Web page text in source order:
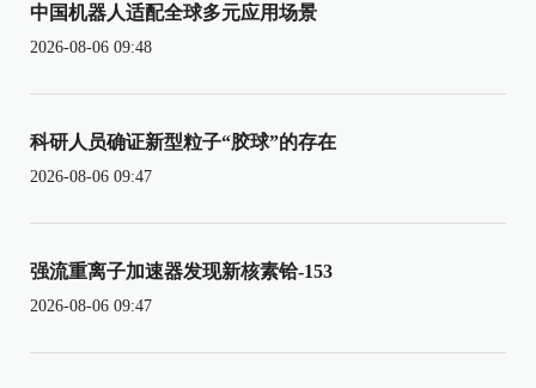
中国机器人适配全球多元应用场景
2026-08-06 09:48
科研人员确证新型粒子“胶球”的存在
2026-08-06 09:47
强流重离子加速器发现新核素铪-153
2026-08-06 09:47